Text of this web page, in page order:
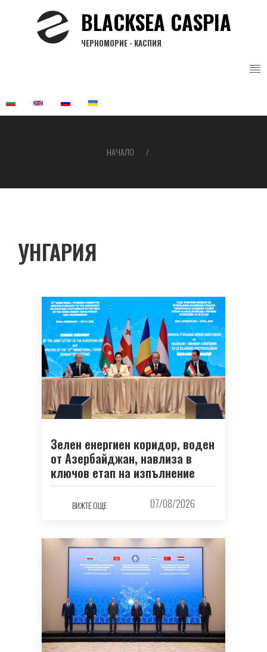
BLACKSEA CASPIA
ЧЕРНОМОРИЕ - КАСПИЯ
НАЧАЛО
УНГАРИЯ
Зелен енергиен коридор, воден
от Азербайджан, навлиза в
ключов етап на изпълнение
ВИЖТЕ ОЩЕ 07/08/2026